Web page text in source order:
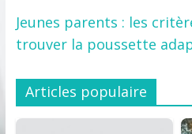
Jeunes parents : les
trouver la poussette
Articles populaire